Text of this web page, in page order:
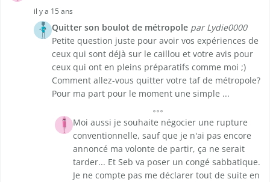
il y a 15 ans
Quitter son boulot de métropole par Lydie0000
Petite question juste pour avoir vos expériences de
ceux qui sont déjà sur le caillou et votre avis pour
ceux qui ont en pleins préparatifs comme moi ;)
Comment allez-vous quitter votre taf de métropole?
Pour ma part pour le moment une simple ...
Moi aussi je souhaite négocier une rupture
conventionnelle, sauf que je n'ai pas encore
annoncé ma volonte de partir, ça ne serait
tarder... Et Seb va poser un congé sabbatique.
Je ne compte pas me déclarer tout de suite en